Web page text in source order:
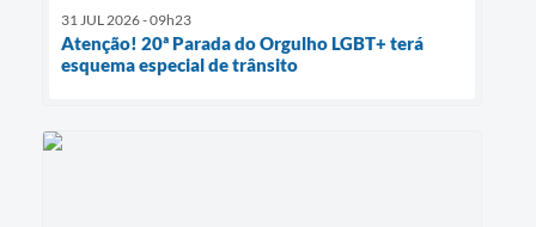
31 JUL 2026 - 09h23
Atenção! 20ª Parada do Orgulho LGBT+ terá
esquema especial de trânsito